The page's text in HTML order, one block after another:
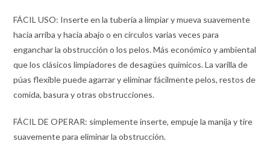
FÁCIL USO: Inserte en la tubería a limpiar y mueva suavemente
hacia arriba y hacia abajo o en círculos varias veces para
enganchar la obstrucción o los pelos. Más económico y ambiental
que los clásicos limpiadores de desagües químicos. La varilla de
púas flexible puede agarrar y eliminar fácilmente pelos, restos de
comida, basura y otras obstrucciones.
FÁCIL DE OPERAR: simplemente inserte, empuje la manija y tire
suavemente para eliminar la obstrucción.